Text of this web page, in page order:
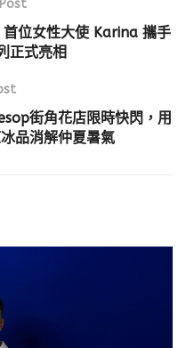
位女性大使 Karina 攜手
正式亮相
街角花店限時快閃，用
品消解仲夏暑氣